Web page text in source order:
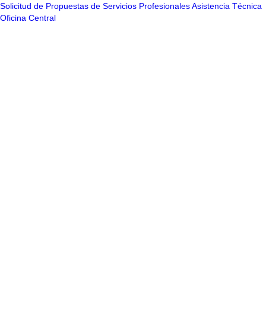
Solicitud de Propuestas de Servicios Profesionales Asistencia
Oficina Central